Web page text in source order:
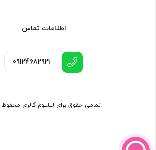
اطلاعات تماس
09124682921
تمامی حقوق برای لیلیوم گالری